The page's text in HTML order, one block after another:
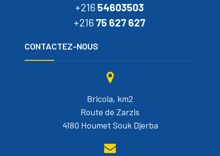
+216 54603503
+216 75 627 627
CONTACTEZ-NOUS
Bricola, km2
Route de Zarzis
4180 Houmet Souk Djerba